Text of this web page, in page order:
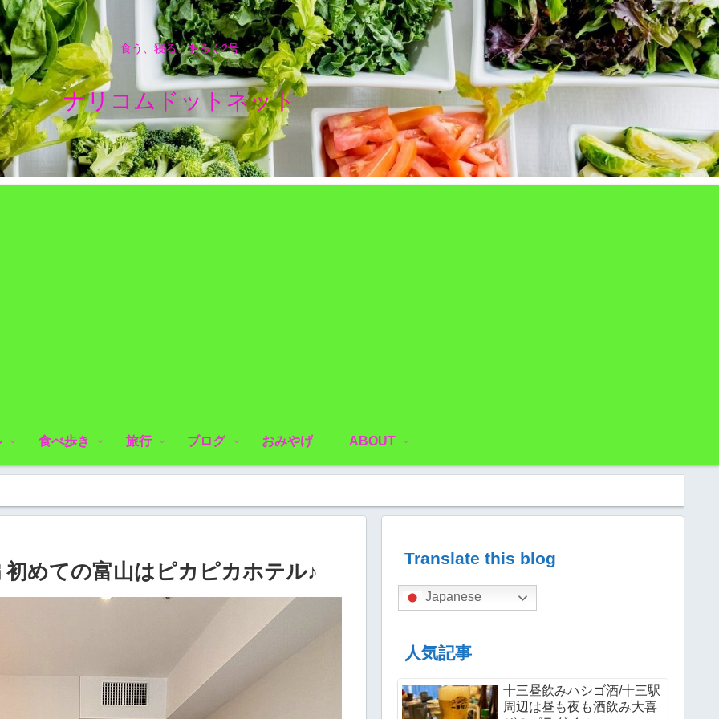
食う、寝る、あるく2号
ナリコムドットネット
食べ歩き 旅行 ブログ おみやげ ABOUT
めての富山はピカピカホテル♪
Translate this blog
Japanese
人気記事
十三昼飲みハシゴ酒/十三駅
周辺は昼も夜も酒飲み大喜